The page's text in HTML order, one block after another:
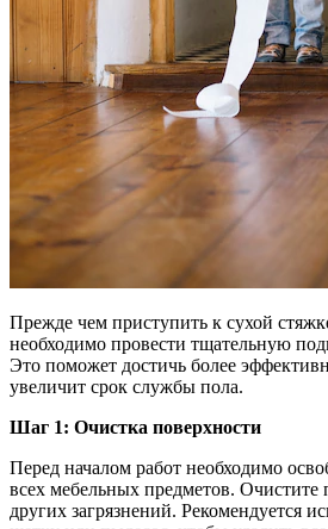
Прежде чем приступить к сухой
необходимо провести тщательную
Это поможет достичь более
увеличит срок службы пола.
Шаг 1: Очистка поверхности
Перед началом работ необходимо
всех мебельных предметов. Очистите
других загрязнений. Рекомендуется